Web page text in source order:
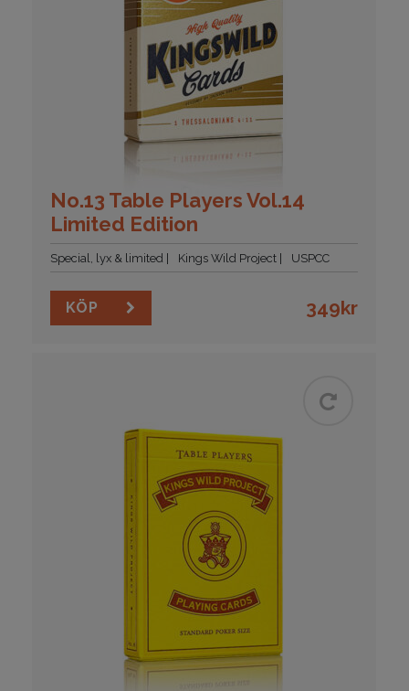
No.13 Table Players Vol.14
Limited Edition
Special, lyx & limited Kings Wild Project USPCC
KÖP 349kr